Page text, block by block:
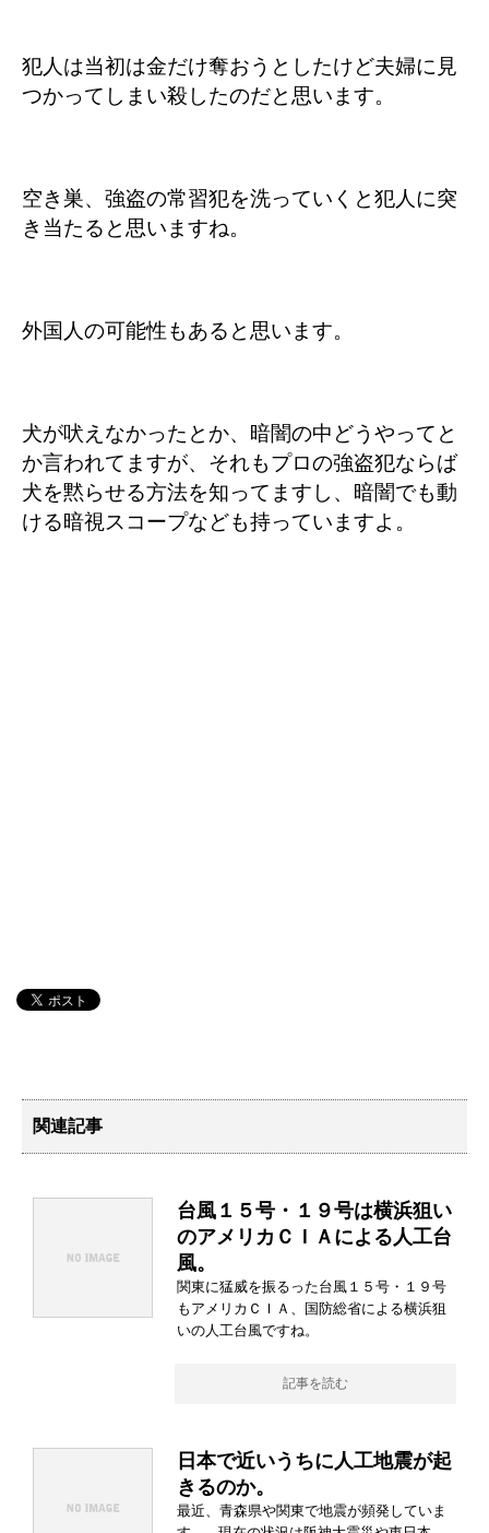
犯人は当初は金だけ奪おうとしたけど夫婦に見
つかってしまい殺したのだと思います。
空き巣、強盗の常習犯を洗っていくと犯人に突
き当たると思いますね。
外国人の可能性もあると思います。
犬が吠えなかったとか、暗闇の中どうやってと
か言われてますが、それもプロの強盗犯ならば
犬を黙らせる方法を知ってますし、暗闇でも動
ける暗視スコープなども持っていますよ。
関連記事
台風１５号・１９号は横浜狙い
のアメリカＣＩＡによる人工台
風。
関東に猛威を振るった台風１５号・１９号
もアメリカＣＩＡ、国防総省による横浜狙
いの人工台風ですね。
記事を読む
日本で近いうちに人工地震が起
きるのか。
最近、青森県や関東で地震が頻発していま